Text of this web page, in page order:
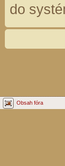
do
Obsah fóra